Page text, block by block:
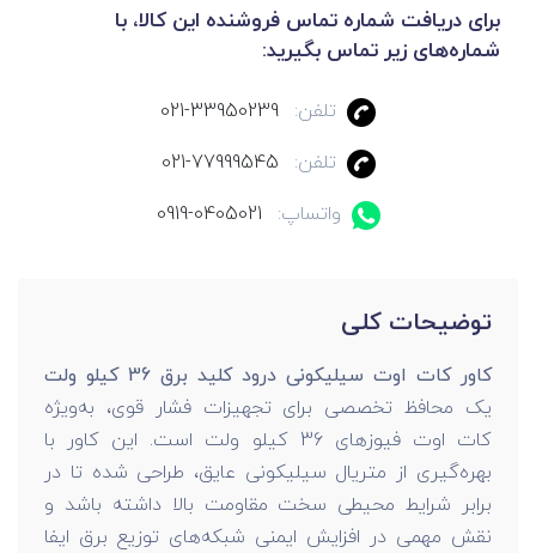
برای دریافت شماره تماس فروشنده این کالا، با
شماره‌های زیر تماس بگیرید:
تلفن:
021-33950239
تلفن:
021-77999545
واتساپ:
0919-0405021
توضیحات کلی
کاور کات اوت سیلیکونی درود کلید برق 36 کیلو ولت
یک محافظ تخصصی برای تجهیزات فشار قوی، به‌ویژه
کات اوت فیوزهای 36 کیلو ولت است. این کاور با
بهره‌گیری از متریال سیلیکونی عایق، طراحی شده تا در
برابر شرایط محیطی سخت مقاومت بالا داشته باشد و
نقش مهمی در افزایش ایمنی شبکه‌های توزیع برق ایفا